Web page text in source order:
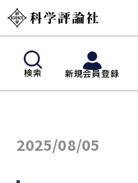
検索 新規会員登録
2025/08/05